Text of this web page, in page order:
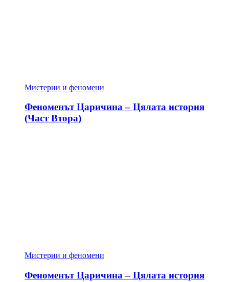
Мистерии и феномени
Феноменът Царичина – Цялата история
(Част Втора)
Мистерии и феномени
Феноменът Царичина – Цялата история